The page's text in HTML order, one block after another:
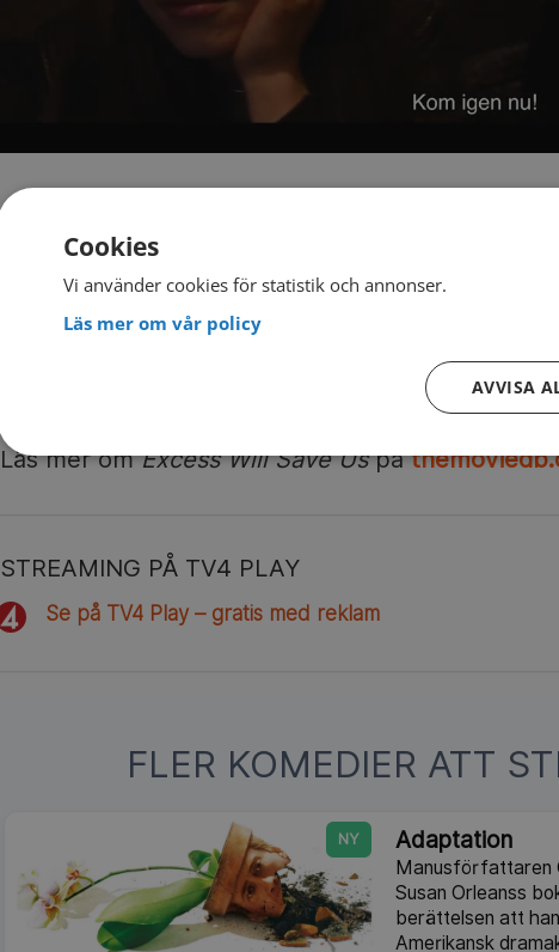
Läs mer omExcess Will Save Uspå
STREAMING PÅ TV4 PLAY
Se på TV4 Play – gratis med reklam
FLER KOMEDIER ATT
NY Adaptation
Manusförfattaren
Susan Orleanss
berättelsen att
Amerikansk
Cookies
Vi använder cookies för statistik och annonser.
Läs mer om vår policy
AVVISA